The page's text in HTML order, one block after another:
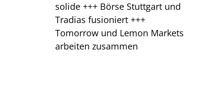
solide +++ Börse Stuttgart und
Tradias fusioniert +++
Tomorrow und Lemon Markets
arbeiten zusammen